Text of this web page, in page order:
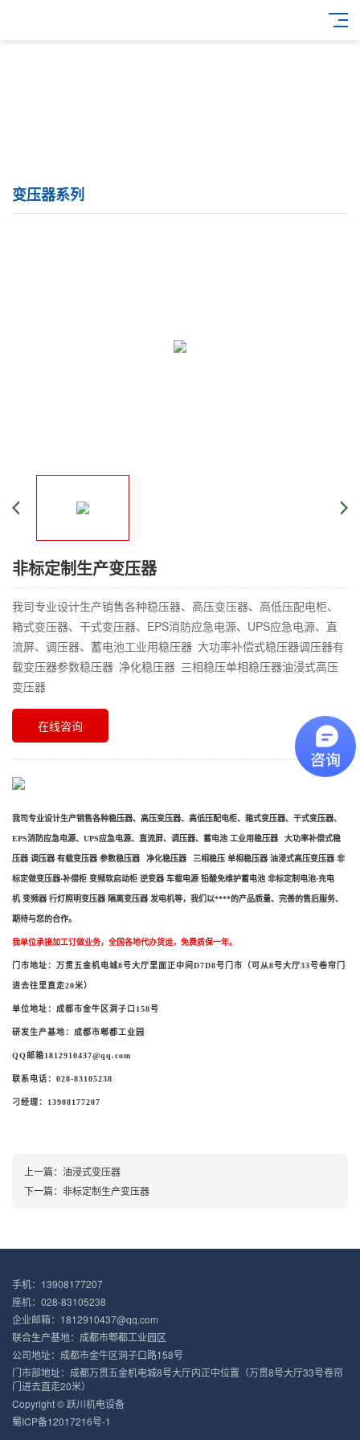
变压器系列
非标定制生产变压器
我司专业设计生产销售各种稳压器、高压变压器、高低压配电柜、
箱式变压器、干式变压器、EPS消防应急电源、UPS应急电源、直
流屏、调压器、蓄电池工业用稳压器 大功率补偿式稳压器调压器有
载变压器参数稳压器 净化稳压器 三相稳压单相稳压器油浸式高压
变压器
在线咨询
我司专业设计生产销售各种稳压器、高压变压器、高低压配电柜、箱式变压器、干式变压器、
EPS消防应急电源、UPS应急电源、直流屏、调压器、蓄电池 工业用稳压器 大功率补偿式稳
压器 调压器 有载变压器 参数稳压器 净化稳压器 三相稳压 单相稳压器 油浸式高压变压器 非
标定做变压器·补偿柜 变频软启动柜 逆变器 车载电源 铅酸免维护蓄电池 非标定制电池·充电
机 变频器 行灯照明变压器 隔离变压器 发电机等，我们以****的产品质量、完善的售后服务、
期待与您的合作。
我单位承接加工订做业务，全国各地代办货运，免费质保一年。
门市地址：万贯五金机电城8号大厅里面正中间D7D8号门市（可从8号大厅33号卷帘门
进去往里直走20米）
单位地址：成都市金牛区洞子口 158号
研发生产基地：成都市郫都工业园
QQ邮箱1812910437@qq.com
联系电话： 028-83105238
刁经理： 13908177207
上一篇： 油浸式变压器
下一篇： 非标定制生产变压器
手机：13908177207
座机：028-83105238
企业邮箱：1812910437@qq.com
联合生产基地：成都市郫都工业园区
公司地址：成都市金牛区洞子口路158号
门市部地址：成都万贯五金机电城8号大厅内正中位置（万贯8号大厅33号卷帘
门进去直走20米）
Copyright © 跃川机电设备
蜀ICP备12017216号-1